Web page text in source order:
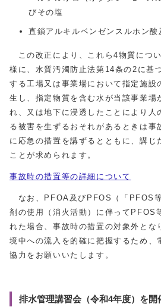
びその塩
直鎖アルキルベンゼンスルホン酸
この改正により、これら4物質につ
様に、水質汚濁防止法第14条の2に基
する工場又は事業場において指定施設
生し、指定物質を含む水が当該事業場
れ、又は地下に浸透したことにより人
る被害を生ずるおそれがあるときは事
に応急の措置を講ずるとともに、講じ
ことが求められます。
事故時の措置等の詳細について
なお、PFOA及びPFOS（「PFOS
剤の使用（消火活動）に伴ってPFOS
れた場合、事故時の措置の対象外とな
境中への流入を的確に把握するため、
協力をお願いいたします。
排⽔管理講習会（令和4年度）を開